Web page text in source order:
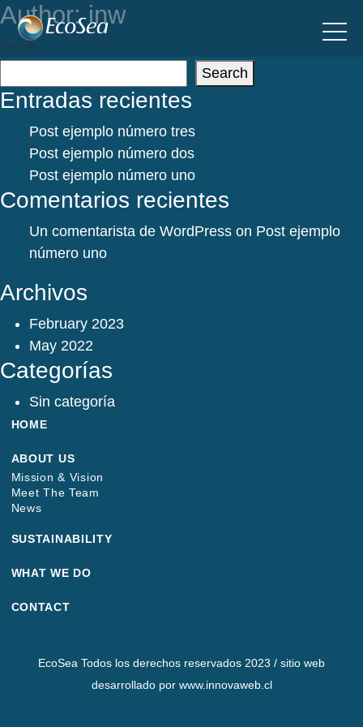
Author:inw
Search
Entradas recientes
Post ejemplo número tres
Post ejemplo número dos
Post ejemplo número uno
Comentarios recientes
Un comentarista de WordPress on Post ejemplo
número uno
Archivos
February 2023
May 2022
Categorías
Sin categoría
HOME
ABOUT US
Mission & Vision
Meet The Team
News
SUSTAINABILITY
WHAT WE DO
CONTACT
EcoSea Todos los derechos reservados 2023 / sitio web
desarrollado por www.innovaweb.cl